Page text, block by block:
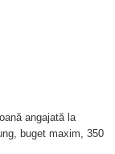
angajată la
buget maxim, 350